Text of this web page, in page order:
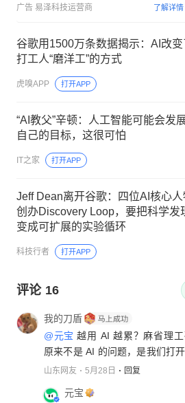
广告 易泽科技运营商 了解详情
谷歌用1500万条数据揭示：AI改变
打工人“磨洋工”的方式
虎嗅APP 打开APP
“AI教父”辛顿：人工智能可能会发
自己的目标，这很可怕
IT之家 打开APP
Jeff Dean离开谷歌：四位AI核心人
创办Discovery Loop，要把科学发
变成可扩展的实验循环
科技行者 打开APP
评论 16
我的刀盾
@元宝 越用 AI 越累？麻省理工
原来不是 AI 的问题，是我们打开
山东网友 5月28日 回复
元宝